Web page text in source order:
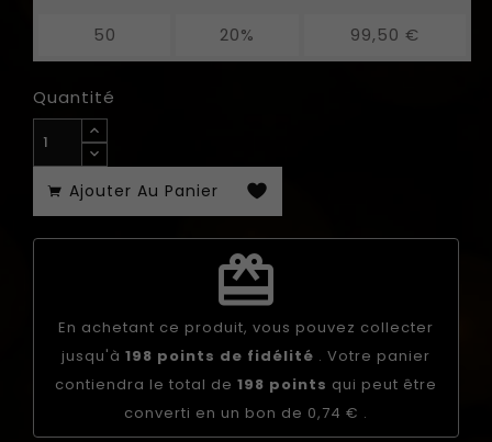
50 20% 99,50 €
Quantité
Ajouter Au Panier
redeem
En achetant ce produit, vous pouvez collecter
jusqu'à 198 points de fidélité . Votre panier
contiendra le total de 198 points qui peut être
converti en un bon de 0,74 € .